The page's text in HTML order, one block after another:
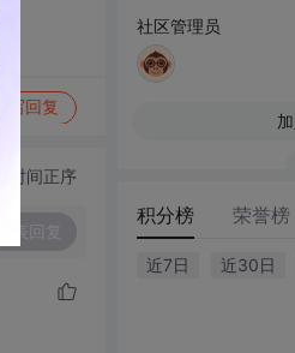
写回复
时间正序
社区管理员
积分榜 荣誉榜
近7日 近30日